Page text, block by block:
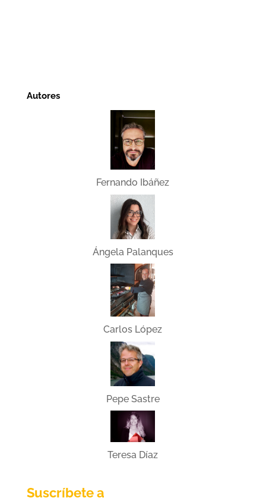
Autores
Fernando Ibáñez
Ángela Palanques
Carlos López
Pepe Sastre
Teresa Díaz
Suscríbete a